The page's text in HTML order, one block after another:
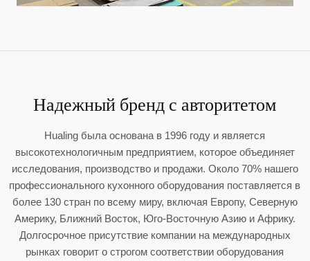
Надежный бренд с авторитетом
Hualing была основана в 1996 году и является
высокотехнологичным предприятием, которое объединяет
исследования, производство и продажи. Около 70% нашего
профессионального кухонного оборудования поставляется в
более 130 стран по всему миру, включая Европу, Северную
Америку, Ближний Восток, Юго-Восточную Азию и Африку.
Долгосрочное присутствие компании на международных
рынках говорит о строгом соответствии оборудования